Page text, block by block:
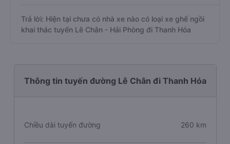
Trả lời: Hiện tại chưa có nhà xe nào có loại xe ghế ngồi
khai thác tuyến Lê Chân - Hải Phòng đi Thanh Hóa
Thông tin tuyến đường Lê Chân đi Thanh Hóa
Chiều dài tuyến đường 260 km